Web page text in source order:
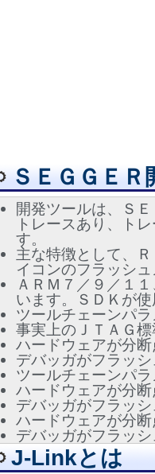
ＳＥＧＧＥ
開発ツールは、Ｓ
トレースあり、ト
す。
主な特徴として、
イコンのフラッシ
ＡＲＭ７／９／１
います。ＳＤＫが
ツールチェーンパ
事実上のＪＴＡＧ
ハードウェアが分
デバッガがフラッ
ツールチェーンパ
ハードウェアが分
デバッガがフラッ
ハードウェアが分
デバッガがフラッ
J-Linkとは